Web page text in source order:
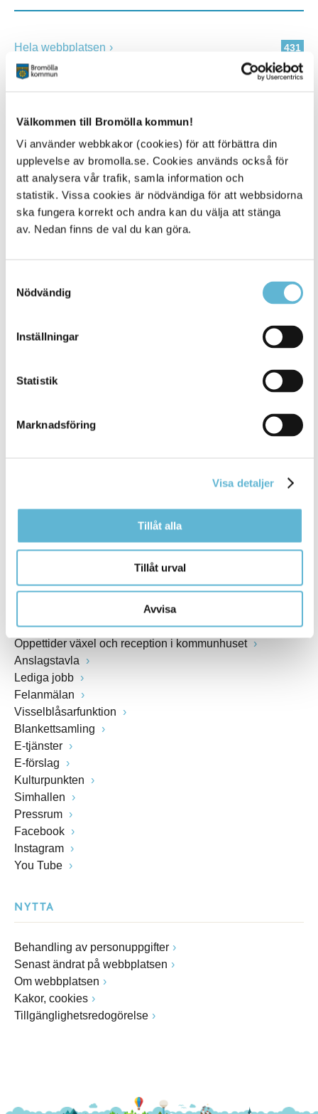
Välkommen till Bromölla kommun!
Vi använder webbkakor (cookies) för att förbättra din
upplevelse av bromolla.se. Cookies används också för
att analysera vår trafik, samla information och
statistik. Vissa cookies är nödvändiga för att webbsidorna
ska fungera korrekt och andra kan du välja att stänga
av. Nedan finns de val du kan göra.
Nödvändig
Inställningar
Statistik
Marknadsföring
Visa detaljer
Tillåt alla
Tillåt urval
Avvisa
431
Hela webbplatsen
Alla platser
KONTAKT
Besöksadress
Box 18, 295 21 Bromölla
Fax: 0456-82 22 00
Öppettider växel och reception i kommunhuset
Anslagstavla
Lediga jobb
Felanmälan
Visselblåsarfunktion
Blankettsamling
E-tjänster
E-förslag
Kulturpunkten
Simhallen
Pressrum
Facebook
Instagram
You Tube
NYTTA
Behandling av personuppgifter
Senast ändrat på webbplatsen
Om webbplatsen
Kakor, cookies
Tillgänglighetsredogörelse